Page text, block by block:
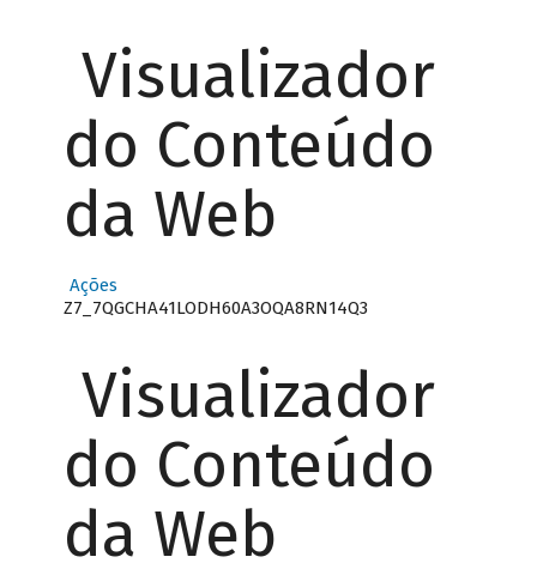
Visualizador
do Conteúdo
da Web
Ações
Z7_7QGCHA41LODH60A3OQA8RN14Q3
Visualizador
do Conteúdo
da Web